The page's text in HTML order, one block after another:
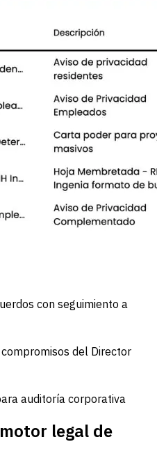
con seguimiento a
del Director
auditoría corporativa
legal de